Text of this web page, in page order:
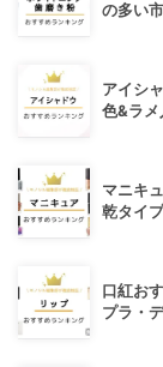
の多い
アイシ
色&ラメ
マニキ
乾タイ
口紅お
プラ・